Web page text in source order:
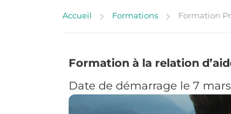
Accueil Formations Formation
Formation à la relation
Date de démarrage le 7